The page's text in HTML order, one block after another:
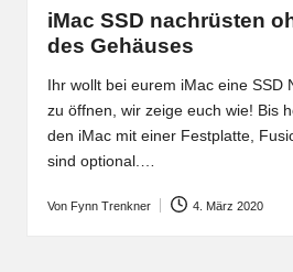
iMac SSD nachrüsten
des Gehäuses
Ihr wollt bei eurem iMac eine SSD
zu öffnen, wir zeige euch wie! Bis
den iMac mit einer Festplatte,
sind optional.…
Posted
Von Fynn Trenkner 4. März 2020